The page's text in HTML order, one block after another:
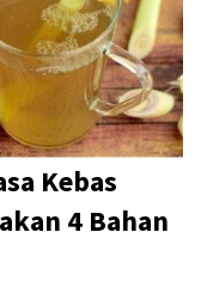
Kebas
4 Bahan